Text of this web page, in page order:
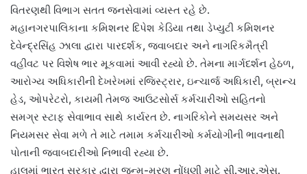
વિતરણથી વિભાગ સતત જનસેવામાં વ્યસ્ત રહે છે.
મહાનગરપાલિકાના કમિશનર દિપેશ કેડિયા તથા ડેપ્યુટી કમિશનર
દેવેન્દ્રસિંહ ઝાલા દ્વારા પારદર્શક, જવાબદાર અને નાગરિકમૈત્રી
વહીવટ પર વિશેષ ભાર મૂકવામાં આવી રહ્યો છે. તેમના માર્ગદર્શન હેઠળ,
આરોગ્ય અધિકારીની દેખરેખમાં રજિસ્ટ્રાર, ઇન્ચાર્જ અધિકારી, બ્રાન્ચ
હેડ, ઓપરેટરો, કાયમી તેમજ આઉટસોર્સ કર્મચારીઓ સહિતનો
સમગ્ર સ્ટાફ સેવાભાવ સાથે કાર્યરત છે. નાગરિકોને સમયસર અને
નિયમસર સેવા મળે તે માટે તમામ કર્મચારીઓ કર્મયોગીની ભાવનાથી
પોતાની જવાબદારીઓ નિભાવી રહ્યા છે.
હાલમાં ભારત સરકાર દ્વારા જન્મ-મરણ નોંધણી માટે સી.આર.એસ.